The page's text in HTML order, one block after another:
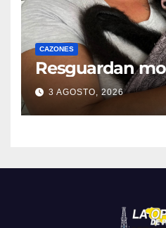
CAZONES
Resguardan
3 AGOSTO, 2026